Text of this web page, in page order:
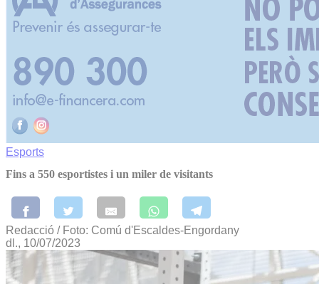
Esports
Fins a 550 esportistes i un miler de visitants
Redacció / Foto: Comú d'Escaldes-Engordany
dl., 10/07/2023